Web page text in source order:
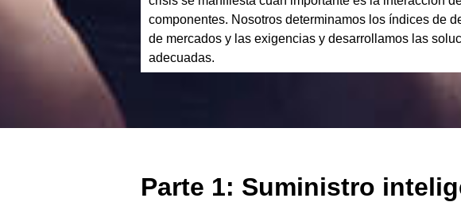
componentes. Nosotros determinamos los índices de
de mercados y las exigencias y desarrollamos las
adecuadas.
Parte 1: Suministro